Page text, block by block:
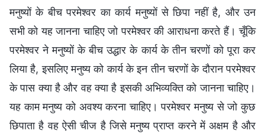
मनुष्यों के बीच परमेश्वर का कार्य मनुष्यों से छिपा नहीं है, और उन
सभी को यह जानना चाहिए जो परमेश्वर की आराधना करते हैं। चूँकि
परमेश्वर ने मनुष्यों के बीच उद्धार के कार्य के तीन चरणों को पूरा कर
लिया है, इसलिए मनुष्य को कार्य के इन तीन चरणों के दौरान परमेश्वर
के पास क्या है और वह क्या है इसकी अभिव्यक्ति को जानना चाहिए।
यह काम मनुष्य को अवश्य करना चाहिए। परमेश्वर मनुष्य से जो कुछ
छिपाता है वह ऐसी चीज है जिसे मनुष्य प्राप्त करने में अक्षम है और